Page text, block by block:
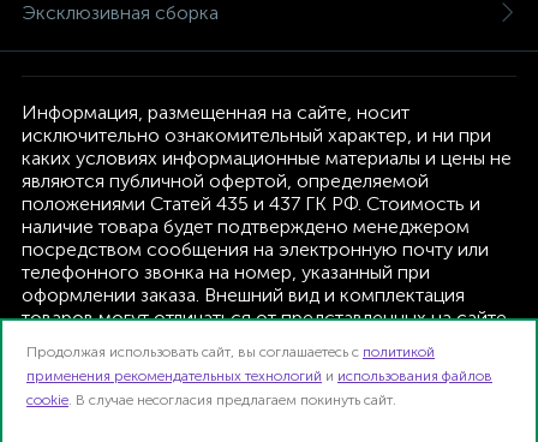
Эксклюзивная сборка
Информация, размещенная на сайте, носит
исключительно ознакомительный характер, и ни при
каких условиях информационные материалы и цены не
являются публичной офертой, определяемой
положениями Статей 435 и 437 ГК РФ. Стоимость и
наличие товара будет подтверждено менеджером
посредством сообщения на электронную почту или
телефонного звонка на номер, указанный при
оформлении заказа. Внешний вид и комплектация
товаров могут отличаться от представленных на сайте.
текущую комплектацию, без дополнительного
уведомления.
Продолжая использовать сайт, вы соглашаетесь с политикой
применения рекомендательных технологий и использования файлов
cookie. В случае несогласия предлагаем покинуть сайт.